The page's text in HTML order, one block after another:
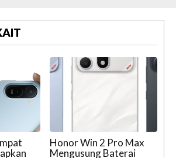
Honor Win 2 Pro Max
Mengusung Baterai